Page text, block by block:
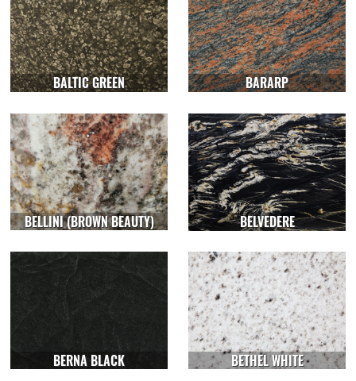
BALTIC GREEN BARARP
BELLINI (BROWN BEAUTY) BELVEDERE
BERNA BLACK BETHEL WHITE